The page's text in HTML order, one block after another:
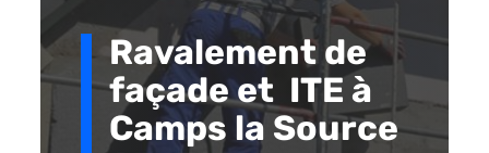
Ravalement de
façade et ITE à
Camps la Source